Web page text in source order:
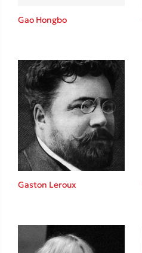
Gao Hongbo
Gaston Leroux